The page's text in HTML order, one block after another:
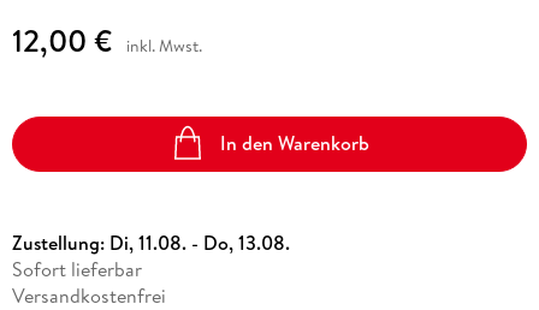
12,00 € inkl. Mwst.
In den Warenkorb
Zustellung: Di, 11.08. - Do, 13.08.
Sofort lieferbar
Versandkostenfrei